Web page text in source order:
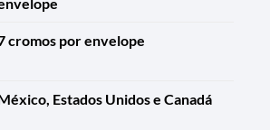
cromos por envelope
Estados Unidos e Canadá